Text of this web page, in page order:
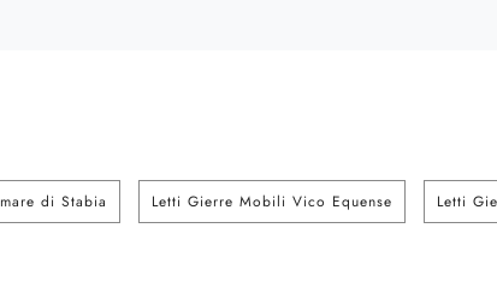
di Stabia Letti Gierre Mobili Vico Equense Letti